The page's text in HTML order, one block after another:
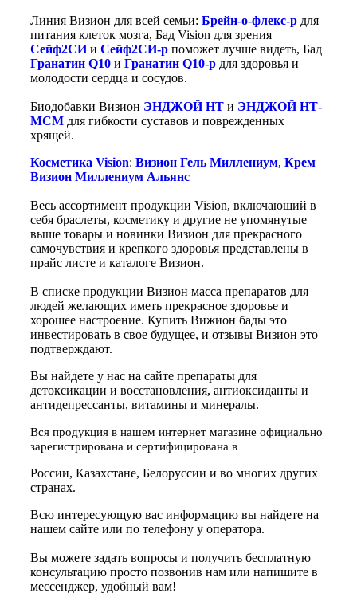
Линия Визион для всей семьи: Брейн-о-флекс-р для
питания клеток мозга, Бад Vision для зрения
Сейф2СИ и Сейф2СИ-р поможет лучше видеть, Бад
Гранатин Q10 и Гранатин Q10-р для здоровья и
молодости сердца и сосудов.
Биодобавки Визион ЭНДЖОЙ НТ и ЭНДЖОЙ НТ-
МСМ для гибкости суставов и поврежденных
хрящей.
Косметика Vision: Визион Гель Миллениум, Крем
Визион Миллениум Альянс
Весь ассортимент продукции Vision, включающий в
себя браслеты, косметику и другие не упомянутые
выше товары и новинки Визион для прекрасного
самочувствия и крепкого здоровья представлены в
прайс листе и каталоге Визион.
В списке продукции Визион масса препаратов для
людей желающих иметь прекрасное здоровье и
хорошее настроение. Купить Вижион бады это
инвестировать в свое будущее, и отзывы Визион это
подтверждают.
Вы найдете у нас на сайте препараты для
детоксикации и восстановления, антиоксиданты и
антидепрессанты, витамины и минералы.
Вся продукция в нашем интернет магазине официально
зарегистрирована и сертифицирована в
России, Казахстане, Белоруссии и во многих других
странах.
Всю интересующую вас информацию вы найдете на
нашем сайте или по телефону у оператора.
Вы можете задать вопросы и получить бесплатную
консультацию просто позвонив нам или напишите в
мессенджер, удобный вам!